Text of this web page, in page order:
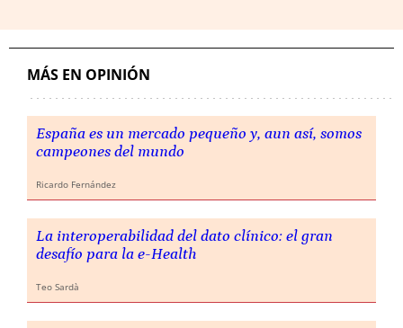
MÁS EN OPINIÓN
España es un mercado pequeño y, aun así, somos
campeones del mundo
Ricardo Fernández
La interoperabilidad del dato clínico: el gran
desafío para la e-Health
Teo Sardà